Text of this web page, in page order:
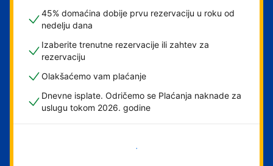
45% domaćina dobije prvu rezervaciju u roku od
nedelju dana
Izaberite trenutne rezervacije ili zahtev za
rezervaciju
Olakšaćemo vam plaćanje
Dnevne isplate. Odričemo se Plaćanja naknade za
uslugu tokom 2026. godine
Počnite odmah